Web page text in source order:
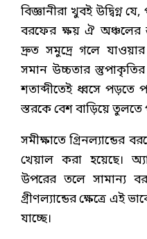
বিজ্ঞানীরা খুবই উদ্বিগ্ন
বরফের ক্ষয় ঐ অঞ্চলের
দ্রুত সমুদ্রে গলে যাওয়ার
সমান উচ্চতার
শতাব্দীতেই ধ্বসে পড়তে
স্তরকে বেশ বাড়িয়ে তুলতে
সমীক্ষাতে গ্রিনল্যান্ডের
খেয়াল করা হয়েছে।
উপরের তলে সামান্য
গ্রীণল্যান্ডের ক্ষেত্রে এই
যাচ্ছে।